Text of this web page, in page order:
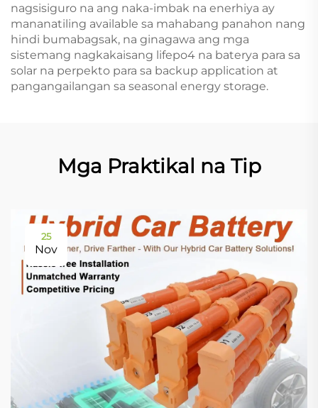
nagsisiguro na ang naka-imbak na enerhiya ay
mananatiling available sa mahabang panahon nang
hindi bumabagsak, na ginagawa ang mga
sistemang nagkakaisang lifepo4 na baterya para sa
solar na perpekto para sa backup application at
pangangailangan sa seasonal energy storage.
Mga Praktikal na Tip
25
Nov